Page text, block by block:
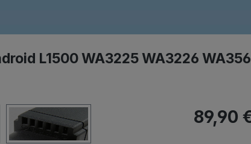
L1500 WA3225 WA3226
Regulärer
89,90